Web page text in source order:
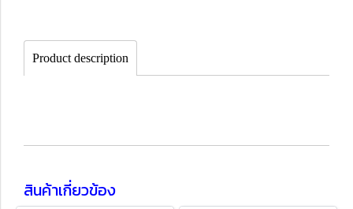
Product description
สินค้าเกี่ยวข้อง